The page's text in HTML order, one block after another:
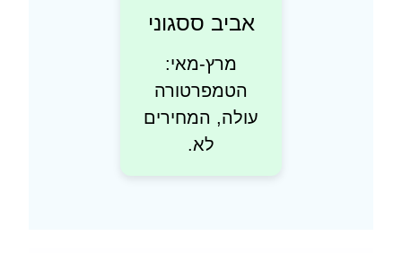
אביב ססגוני
מרץ-מאי:
הטמפרטורה
עולה, המחירים